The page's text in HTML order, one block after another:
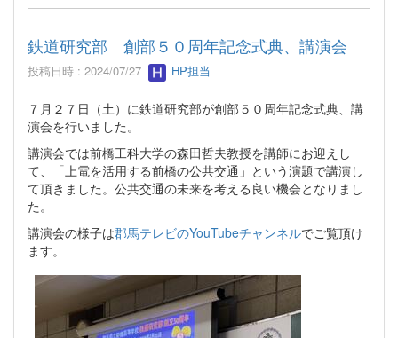
鉄道研究部 創部５０周年記念式典、講演会
投稿日時 : 2024/07/27 HP担当
７月２７日（土）に鉄道研究部が創部５０周年記念式典、講
演会を行いました。
講演会では前橋工科大学の森田哲夫教授を講師にお迎えし
て、「上電を活用する前橋の公共交通」という演題で講演し
て頂きました。公共交通の未来を考える良い機会となりまし
た。
講演会の様子は郡馬テレビのYouTubeチャンネルでご覧頂け
ます。